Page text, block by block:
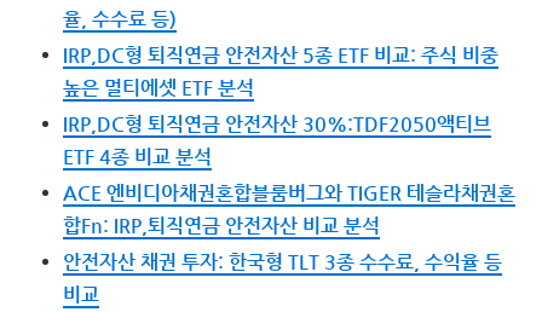
율, 수수료 등)
IRP,DC형 퇴직연금 안전자산 5종 ETF 비교: 주식 비중
높은 멀티에셋 ETF 분석
IRP,DC형 퇴직연금 안전자산 30%:TDF2050액티브
ETF 4종 비교 분석
ACE 엔비디아채권혼합블룸버그와 TIGER 테슬라채권혼
합Fn: IRP,퇴직연금 안전자산 비교 분석
안전자산 채권 투자: 한국형 TLT 3종 수수료, 수익율 등
비교